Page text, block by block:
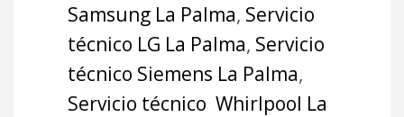
Samsung La Palma, Servicio
técnico LG La Palma, Servicio
técnico Siemens La Palma,
Servicio técnico Whirlpool La